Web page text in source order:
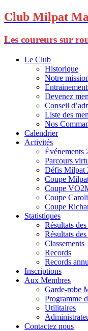
Club Milpat
Les coureurs sur
Le Club
Historique
Notre
Devenez
Conseil
Liste des
Nos
Calendrier
Activités
Événements
Parcours
Défis Milpat
Coupe
Coupe
Coupe
Coupe
Statistiques
Résultats
Résultats
Classements
Records
Records
Inscriptions
Aux Membres
Garde-robe
Programme
Utilitaires
Contactez nous